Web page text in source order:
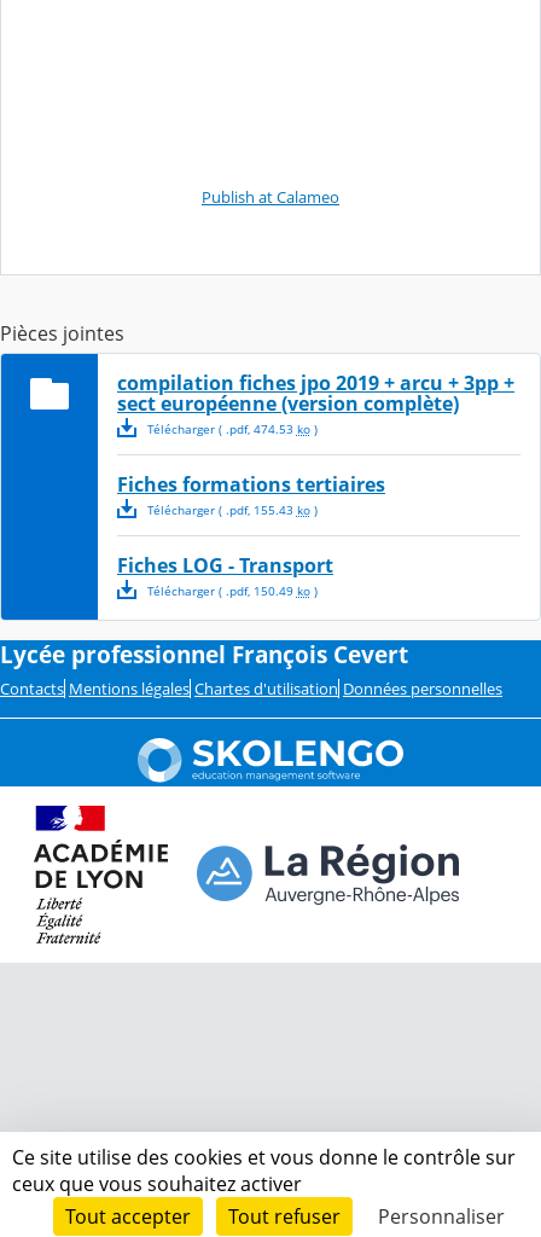
Publish at Calameo
Pièces jointes
compilation fiches jpo 2019 + arcu + 3pp +
sect européenne (version complète)
Télécharger( .pdf, 474.53 ko)
Fiches formations tertiaires
Télécharger( .pdf, 155.43 ko)
Fiches LOG - Transport
Télécharger( .pdf, 150.49 ko)
Lycée professionnel François Cevert
Contacts Mentions légales Chartes d'utilisation Données personnelles
Ce site utilise des cookies et vous donne le contrôle sur
ceux que vous souhaitez activer
Tout accepter
Tout refuser Personnaliser